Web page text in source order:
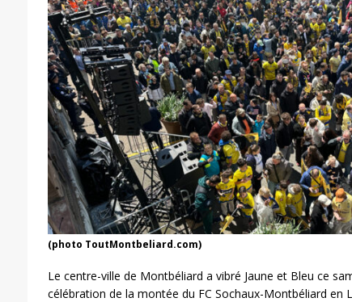
(photo ToutMontbeliard.com)
Le centre-ville de Montbéliard a vibré Jaune et Bleu ce
célébration de la montée du FC Sochaux-Montbéliard en